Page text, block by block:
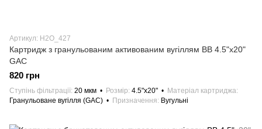
Артикул: H2О_427
Картридж з гранульованим активованим вугіллям ВВ 4.5"х20"
GAC
820 грн
Ступінь фільтрації 20 мкм Розмір 4.5"х20"
Матеріал картриджа
Гранульоване вугілля (GAC)
Призначення Вугульні